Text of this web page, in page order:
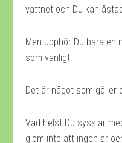
vattnet och Du kan
Men upphör Du bara
som vanligt.
Det är något som gäller
Vad helst Du sysslar
glöm inte att ingen är